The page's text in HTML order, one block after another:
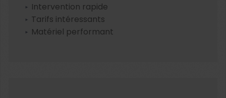
Intervention rapide
Tarifs intéressants
Matériel performant